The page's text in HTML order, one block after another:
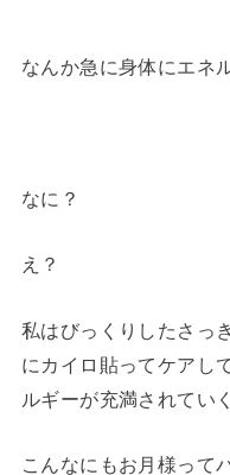
なんか急に身体にエネ
なに？
え？
私はびっくりしたさっ
にカイロ貼ってケアし
ルギーが充満されていく
こんなにもお月様って